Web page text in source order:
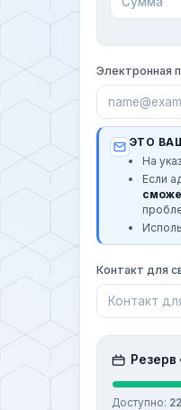
Электронная
ЭТО
На
Если
Контакт для
Резерв
Доступно: